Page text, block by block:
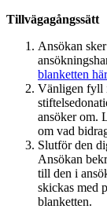
Tillvägagångssätt
Ansökan
blanketten här
Vänligen fyll
ansöker om.
om vad
Slutför den
Ansökan
till den i
skickas med
blanketten.